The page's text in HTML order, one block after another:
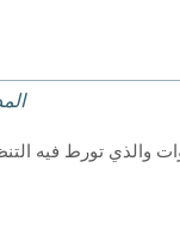
والذي تورط فيه